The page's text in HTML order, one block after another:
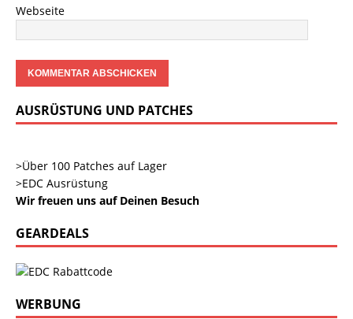
Webseite
AUSRÜSTUNG UND PATCHES
>Über 100 Patches auf Lager
>EDC Ausrüstung
Wir freuen uns auf Deinen Besuch
GEARDEALS
WERBUNG